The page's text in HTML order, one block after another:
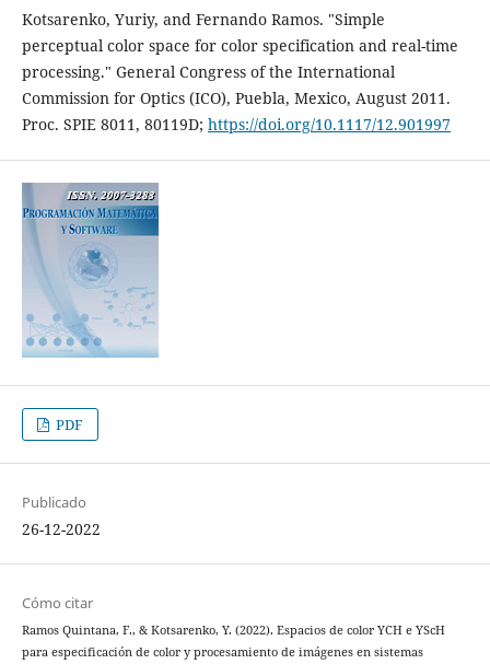
Kotsarenko, Yuriy, and Fernando Ramos. "Simple
perceptual color space for color specification and real-time
processing." General Congress of the International
Commission for Optics (ICO), Puebla, Mexico, August 2011.
Proc. SPIE 8011, 80119D; https://doi.org/10.1117/12.901997
PDF
Publicado
26-12-2022
Cómo citar
Ramos Quintana, F., & Kotsarenko, Y. (2022). Espacios de color YCH e YScH
para especificación de color y procesamiento de imágenes en sistemas